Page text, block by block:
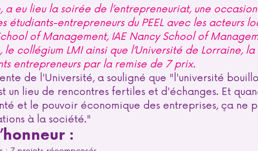
eu lieu la soirée de l’entrepreneuriat, une
étudiants-entrepreneurs du PEEL avec les acteurs
of Management, IAE Nancy School of
le collégium LMI ainsi que l’Université de Lorraine,
entrepreneurs par la remise de 7 prix.
de l'Université, a souligné que "l'université
un lieu de rencontres fertiles et d'échanges. Et
et le pouvoir économique des entreprises, ça ne
à la société."
: